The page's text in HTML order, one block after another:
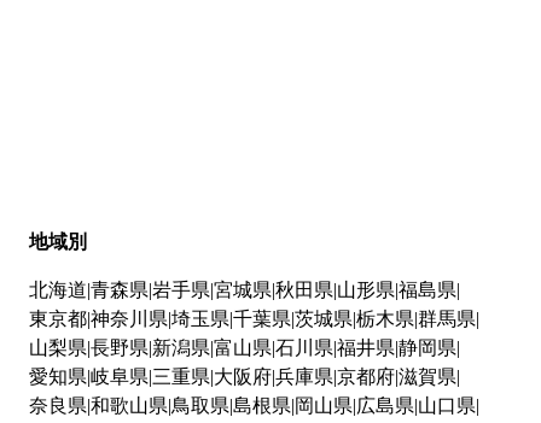
地域別
北海道 青森県 岩手県 宮城県 秋田県 山形県 福島県
東京都神奈川県 埼玉県 千葉県 茨城県 栃木県 群馬県
山梨県 長野県 新潟県 富山県 石川県 福井県 静岡県
愛知県 岐阜県 三重県 大阪府兵庫県 京都府滋賀県
奈良県 和歌山県 鳥取県 島根県 岡山県 広島県 山口県